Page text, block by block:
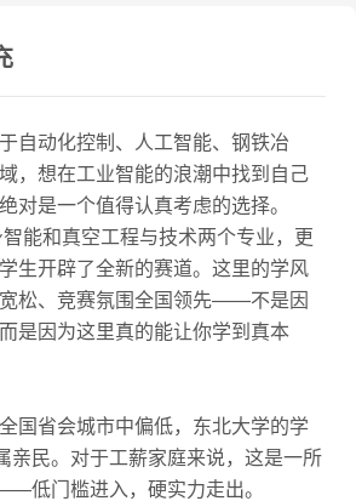
自动化控制、人工智能、钢铁冶
，想在工业智能的浪潮中找到自己
对是一个值得认真考虑的选择。
能和真空工程与技术两个专业，更
生开辟了全新的赛道。这里的学风
松、竞赛氛围全国领先——不是因
是因为这里真的能让你学到真本
国省会城市中偏低，东北大学的学
亲民。对于工薪家庭来说，这是一所
低门槛进入，硬实力走出。